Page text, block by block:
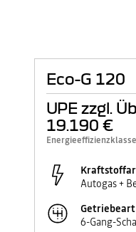
Eco-G 120
UPE zzgl.
19.190 €
Energieeffizienzklasse
Autogas +
Getriebeart
6-Gang-